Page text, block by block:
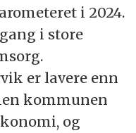
i 2024.
i store
er lavere enn
kommunen
og